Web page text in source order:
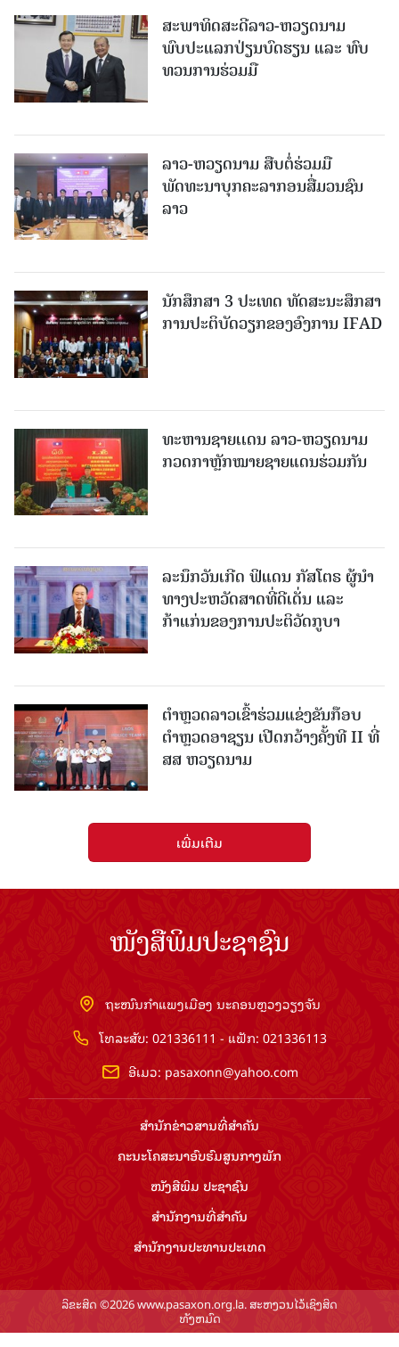
ສະພາທິດສະດີລາວ-ຫວຽດນາມ
ພົບປະແລກປ່ຽນບົດຮຽນ ແລະ ທົບ
ທວນການຮ່ວມມື
ລາວ-ຫວຽດ​ນາມ ສືບ​ຕໍ່​ຮ່ວມ​ມື
ພັດທະນາບຸກຄະລາກອນສື່ມວນຊົນ
ລາວ
ນັກສຶກສາ 3 ປະເທດ ທັດ​ສະ​ນະ​ສຶກ​ສາ
ການປະຕິບັດວຽກຂອງອົງການ IFAD
ທະຫານຊາຍເເດນ ລາວ-ຫວຽດນາມ
ກວດກາຫຼັກໝາຍຊາຍແດນຮ່ວມກັນ
ລະນຶກວັນເກີດ ຟິແດນ ກັສໂຕຣ ຜູ້ນຳ
ທາງປະຫວັດສາດທີ່ດີເດັ່ນ ແລະ
ກ້າແກ່ນຂອງການປະຕິວັດກູບາ
ຕຳຫຼວດລາວເຂົ້າຮ່ວມແຂ່ງຂັນກ໊ອບ
ຕຳຫຼວດອາຊຽນ ເປີດກວ້າງຄັ້ງທີ II ທີ່
ສສ ຫວຽດນາມ
ເພີ່ມເຕີມ
ໜັງສືພິມປະຊາຊົນ
ຖະໜົນກຳແພງເມືອງ ນະຄອນຫຼວງວຽງຈັນ
ໂທລະສັບ: 021336111 - ແຟັກ: 021336113
ອີເມວ: pasaxonn@yahoo.com
ສຳ​ນັກ​ຂ່າວ​ສານ​ທີ່​ສຳ​ຄັນ​
ຄະນະໂຄສະນາອົບຮົມ​ສູນ​ກາງ​ພັກ
ໜັງສືພິມ ປະ​ຊາ​ຊົນ
ສຳ​ນັກ​ງານ​ທີ່​ສຳ​ຄັນ
ສຳ​ນັກ​ງານ​ປະ​ທານ​ປະ​ເທດ
ລິຂະສິດ ©2026 www.pasaxon.org.la. ສະຫງວນໄວ້ເຊິງສິດ
ທັງຫມົດ